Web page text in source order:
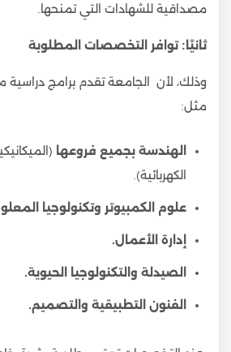
مصداقية للشهادات التي تمنحها.
ثانيًا: توافر التخصصات المطلوبة
وذلك، لأن الجامعة تقدم برامج
مثل:
الهندسة بجميع فروعها
الكهربائية).
علوم الكمبيوتر وتكنولوجيا
إدارة الأعمال.
الصيدلة والتكنولوجيا الحيوية.
الفنون التطبيقية والتصميم.